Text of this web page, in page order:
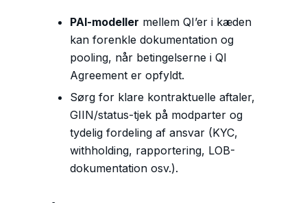
PAI-modeller mellem QI’er i kæden
kan forenkle dokumentation og
pooling, når betingelserne i QI
Agreement er opfyldt.
Sørg for klare kontraktuelle aftaler,
GIIN/status-tjek på modparter og
tydelig fordeling af ansvar (KYC,
withholding, rapportering, LOB-
dokumentation osv.).